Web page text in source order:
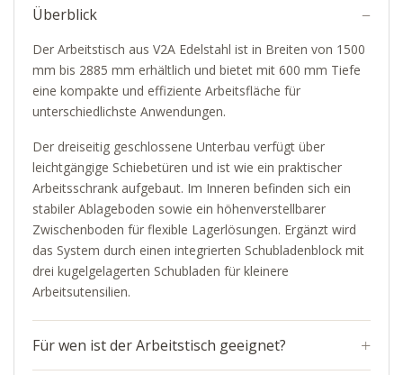
Überblick
Der Arbeitstisch aus V2A Edelstahl ist in Breiten von 1500
mm bis 2885 mm erhältlich und bietet mit 600 mm Tiefe
eine kompakte und effiziente Arbeitsfläche für
unterschiedlichste Anwendungen.
Der dreiseitig geschlossene Unterbau verfügt über
leichtgängige Schiebetüren und ist wie ein praktischer
Arbeitsschrank aufgebaut. Im Inneren befinden sich ein
stabiler Ablageboden sowie ein höhenverstellbarer
Zwischenboden für flexible Lagerlösungen. Ergänzt wird
das System durch einen integrierten Schubladenblock mit
drei kugelgelagerten Schubladen für kleinere
Arbeitsutensilien.
Für wen ist der Arbeitstisch geeignet?